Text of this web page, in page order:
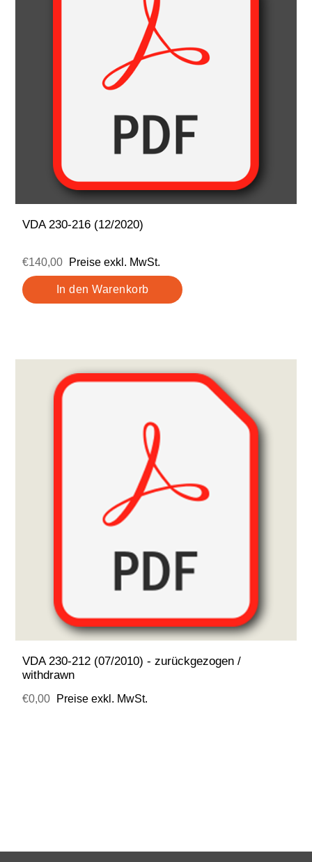
VDA 230-216 (12/2020)
€140,00 Preise exkl. MwSt.
VDA 230-212 (07/2010) - zurückgezogen /
withdrawn
€0,00 Preise exkl. MwSt.